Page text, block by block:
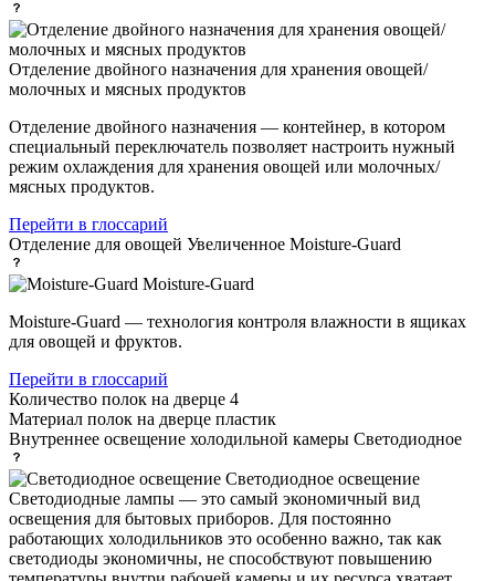
Отделение двойного назначения для хранения овощей/
молочных и мясных продуктов
Отделение двойного назначения — контейнер, в котором
специальный переключатель позволяет настроить нужный
режим охлаждения для хранения овощей или молочных/
мясных продуктов.
Перейти в глоссарий
Отделение для овощей Увеличенное Moisture-Guard
Moisture-Guard
Moisture-Guard — технология контроля влажности в ящиках
для овощей и фруктов.
Перейти в глоссарий
Количество полок на дверце 4
Материал полок на дверце пластик
Внутреннее освещение холодильной камеры Светодиодное
Светодиодное освещение
Светодиодные лампы — это самый экономичный вид
освещения для бытовых приборов. Для постоянно
работающих холодильников это особенно важно, так как
светодиоды экономичны, не способствуют повышению